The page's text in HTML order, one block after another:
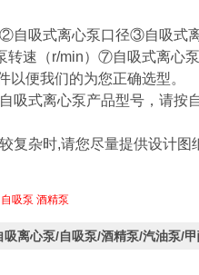
②自吸式离心泵口径③自吸式
转速（r/min）⑦自吸式离心
以便我们的为您正确选型。
吸式离心泵产品型号，请按
复杂时,请您尽量提供设计图
自吸泵 酒精泵
离心泵/自吸泵/酒精泵/汽油泵/